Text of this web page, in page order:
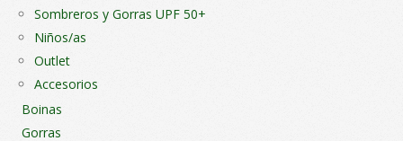
Sombreros y Gorras UPF 50+
Niños/as
Outlet
Accesorios
Boinas
Gorras